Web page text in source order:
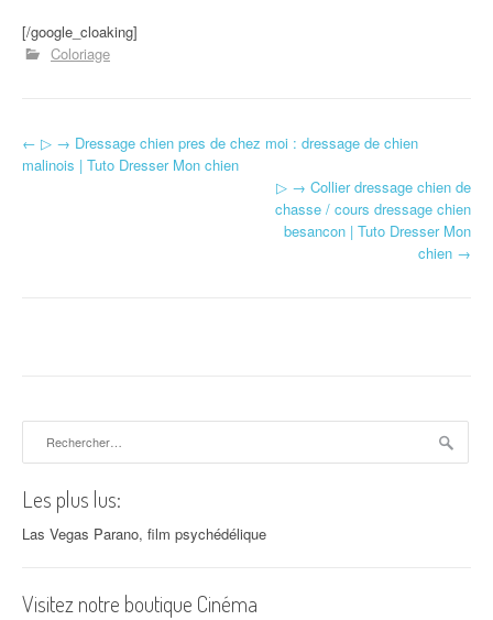
[/google_cloaking]
Coloriage
Navigation d'article
← ▷ → Dressage chien pres de chez moi : dressage de chien
malinois | Tuto Dresser Mon chien
▷ → Collier dressage chien de
chasse / cours dressage chien
besancon | Tuto Dresser Mon
chien →
Les plus lus:
Las Vegas Parano, film psychédélique
Visitez notre boutique Cinéma